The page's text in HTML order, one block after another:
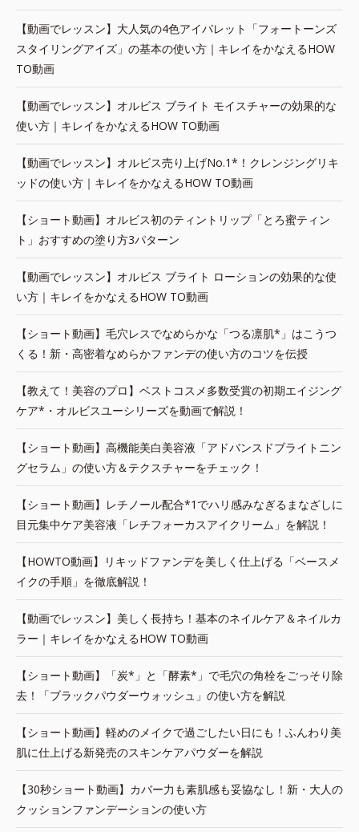
【動画でレッスン】大人気の4色アイパレット「フォートーンズ
スタイリングアイズ」の基本の使い方｜キレイをかなえるHOW
TO動画
【動画でレッスン】オルビス ブライト モイスチャーの効果的な
使い方｜キレイをかなえるHOW TO動画
【動画でレッスン】オルビス売り上げNo.1*！クレンジングリキ
ッドの使い方｜キレイをかなえるHOW TO動画
【ショート動画】オルビス初のティントリップ「とろ蜜ティン
ト」おすすめの塗り方3パターン
【動画でレッスン】オルビス ブライト ローションの効果的な使
い方｜キレイをかなえるHOW TO動画
【ショート動画】毛穴レスでなめらかな「つる凛肌*」はこうつ
くる！新・高密着なめらかファンデの使い方のコツを伝授
【教えて！美容のプロ】ベストコスメ多数受賞の初期エイジング
ケア*・オルビスユーシリーズを動画で解説！
【ショート動画】高機能美白美容液「アドバンスドブライトニン
グセラム」の使い方＆テクスチャーをチェック！
【ショート動画】レチノール配合*1でハリ感みなぎるまなざしに
目元集中ケア美容液「レチフォーカスアイクリーム」を解説！
【HOWTO動画】リキッドファンデを美しく仕上げる「ベースメ
イクの手順」を徹底解説！
【動画でレッスン】美しく長持ち！基本のネイルケア＆ネイルカ
ラー｜キレイをかなえるHOW TO動画
【ショート動画】「炭*」と「酵素*」で毛穴の角栓をごっそり除
去！「ブラックパウダーウォッシュ」の使い方を解説
【ショート動画】軽めのメイクで過ごしたい日にも！ふんわり美
肌に仕上げる新発売のスキンケアパウダーを解説
【30秒ショート動画】カバー力も素肌感も妥協なし！新・大人の
クッションファンデーションの使い方